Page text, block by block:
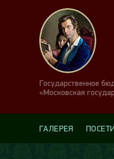
Государственное
«Московская
ГАЛЕРЕЯ